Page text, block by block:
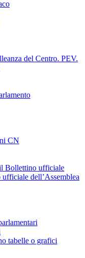
del Centro. PEV.
CN
Bollettino ufficiale
dell’Assemblea
tabelle o grafici